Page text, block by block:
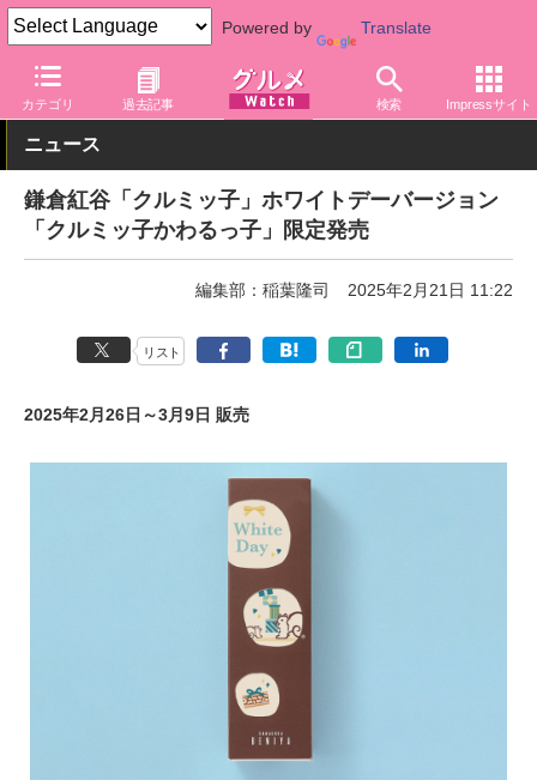
Powered by Translate
カテゴリ 過去記事 検索 Impressサイト
グルメ Watch サービス お土産
ニュース
鎌倉紅谷「クルミッ子」ホワイトデーバージョン
「クルミッ子かわるっ子」限定発売
編集部：稲葉隆司 2025年2月21日 11:22
リスト
2025年2月26日～3月9日 販売